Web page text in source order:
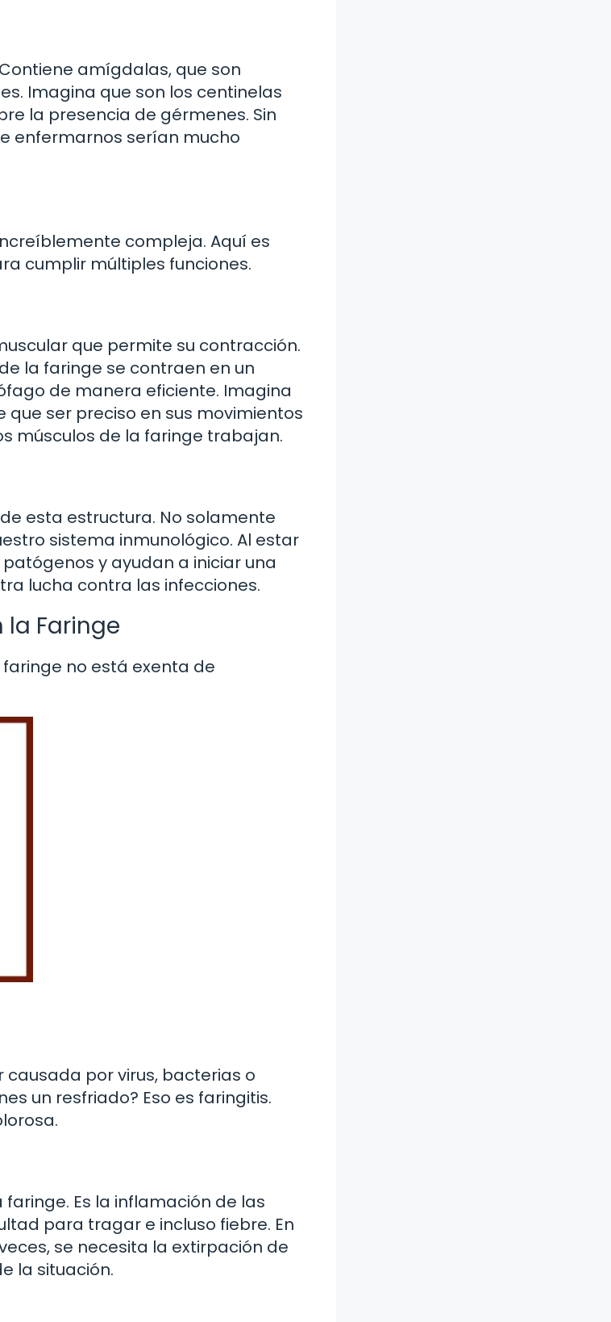
amígdalas, que son
Imagina que son los centinelas
la presencia de gérmenes. Sin
enfermarnos serían mucho
compleja. Aquí es
cumplir múltiples funciones.
que permite su contracción.
la faringe se contraen en un
de manera eficiente. Imagina
ser preciso en sus movimientos
músculos de la faringe trabajan.
esta estructura. No solamente
sistema inmunológico. Al estar
y ayudan a iniciar una
lucha contra las infecciones.
Faringe
no está exenta de
por virus, bacterias o
un resfriado? Eso es faringitis.
Es la inflamación de las
para tragar e incluso fiebre. En
se necesita la extirpación de
la situación.